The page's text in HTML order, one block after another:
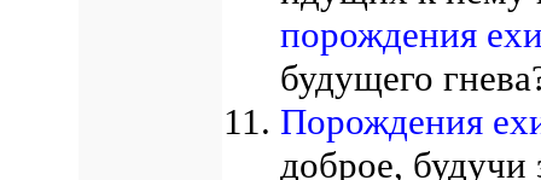
порождения
будущего
Порождения
доброе,